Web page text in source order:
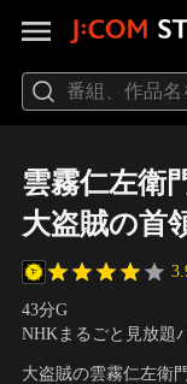
雲霧仁左
大盗賊の首
43分G
NHKまるごと見放題
大盗賊の雲霧仁左衛